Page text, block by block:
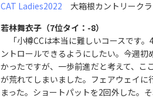
CAT Ladies2022 大箱根カントリーク
若林舞衣子（7位タイ：-8）
「小樽CCは本当に難しいコースです
ントロールできるようにしたい。今週
かったですが、一歩前進だと考えて、こ
が荒れてしまいました。フェアウェイに
まった。ショートパットを2回外した。そ